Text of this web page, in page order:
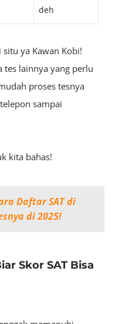
deh
ya Kawan Kobi!
tes lainnya yang perlu
proses tesnya
sampai
kita bahas!
Daftar SAT di
di 2025!
Skor SAT Bisa